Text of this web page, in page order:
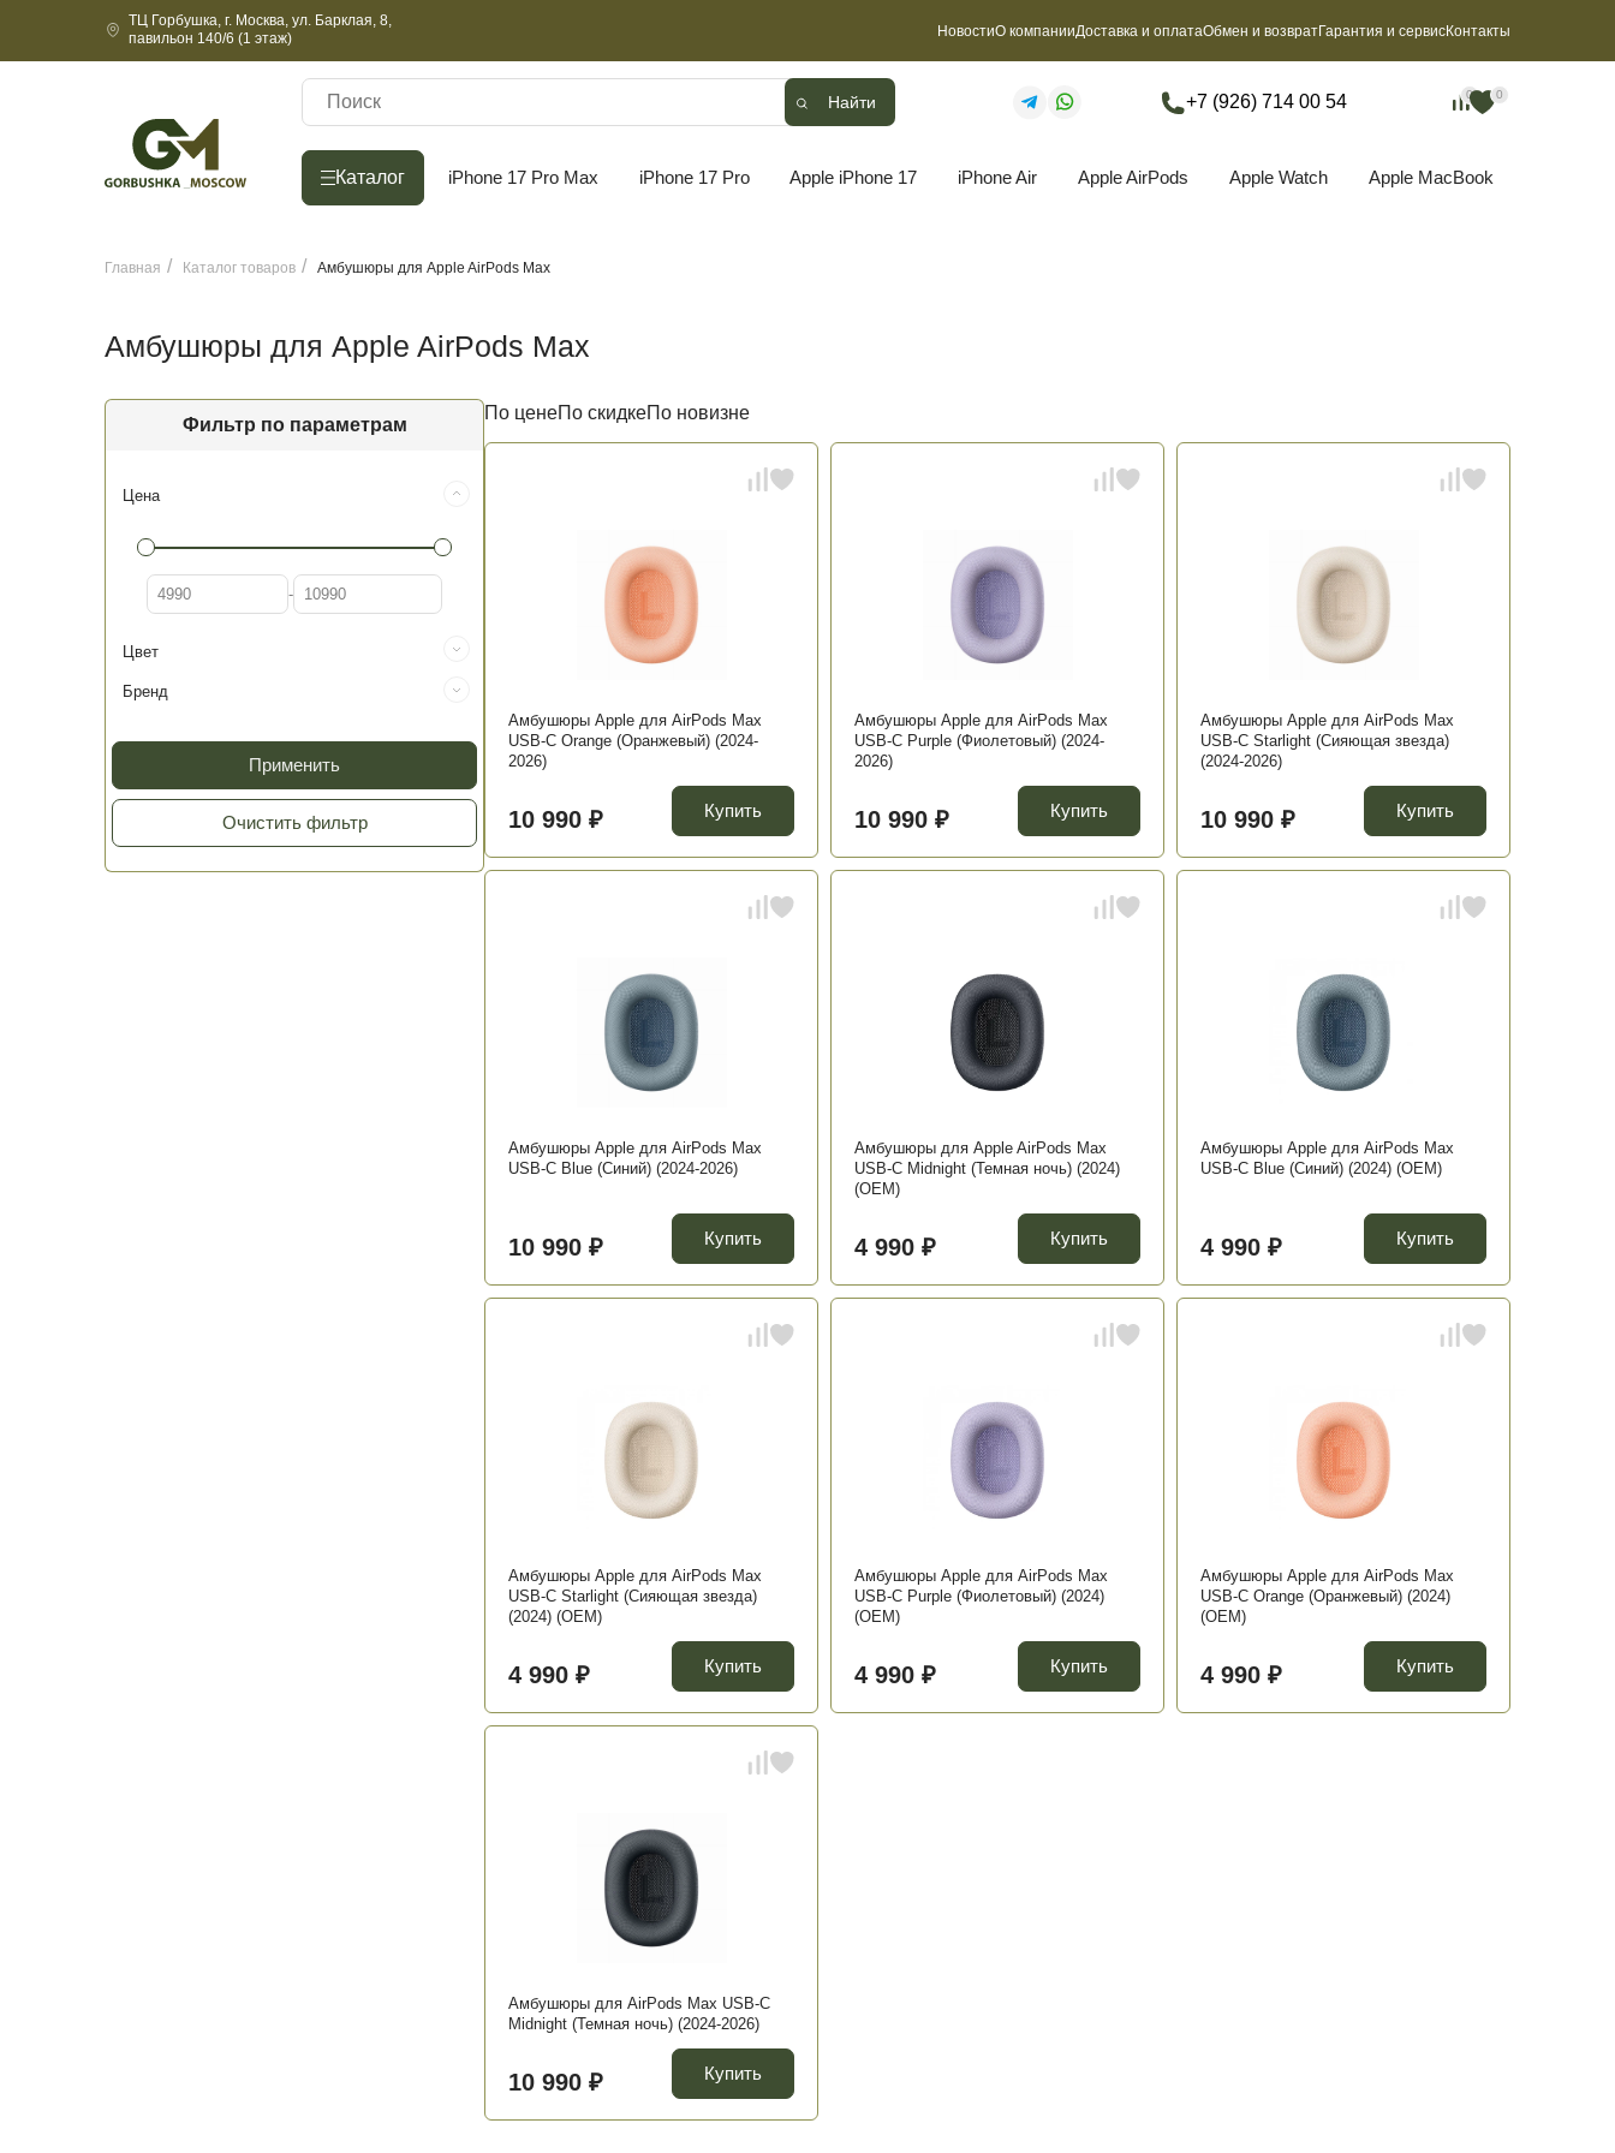
ТЦ Горбушка, г. Москва, ул. Барклая, 8,
павильон 140/6 (1 этаж)
НовостиО компанииДоставка и оплатаОбмен и возвратГарантия и сервисКонтакты
Найти +7 (926) 714 00 54 0 0
Каталог iPhone 17 Pro Max iPhone 17 Pro Apple iPhone 17 iPhone Air Apple AirPods Apple Watch Apple MacBook
0 0
Главная Каталог товаров Амбушюры для Apple AirPods Max
Амбушюры для Apple AirPods Max
Фильтр по параметрам
Цена
4990 - 10990
Цвет
Бренд
Применить
Очистить фильтр
По ценеПо скидкеПо новизне
Амбушюры Apple для AirPods Max
USB-C Orange (Оранжевый) (2024-
2026)
10 990 ₽ Купить
Амбушюры Apple для AirPods Max
USB-C Purple (Фиолетовый) (2024-
2026)
10 990 ₽ Купить
Амбушюры Apple для AirPods Max
USB-C Starlight (Сияющая звезда)
(2024-2026)
10 990 ₽ Купить
Амбушюры Apple для AirPods Max
USB-C Blue (Синий) (2024-2026)
10 990 ₽ Купить
Амбушюры для Apple AirPods Max
USB-C Midnight (Темная ночь) (2024)
(OEM)
4 990 ₽ Купить
Амбушюры Apple для AirPods Max
USB-C Blue (Синий) (2024) (OEM)
4 990 ₽ Купить
Амбушюры Apple для AirPods Max
USB-C Starlight (Сияющая звезда)
(2024) (OEM)
4 990 ₽ Купить
Амбушюры Apple для AirPods Max
USB-C Purple (Фиолетовый) (2024)
(OEM)
4 990 ₽ Купить
Амбушюры Apple для AirPods Max
USB-C Orange (Оранжевый) (2024)
(OEM)
4 990 ₽ Купить
Амбушюры для AirPods Max USB-C
Midnight (Темная ночь) (2024-2026)
10 990 ₽ Купить